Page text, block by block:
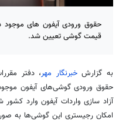
قیمت گوشی تعیین شد.
به گزارشخبرنگار مهر، دفتر
حقوق ورودی گوشی‌های آیفون
آزاد سازی واردات آیفون وارد
امکان رجیستری این گوشی‌ها به